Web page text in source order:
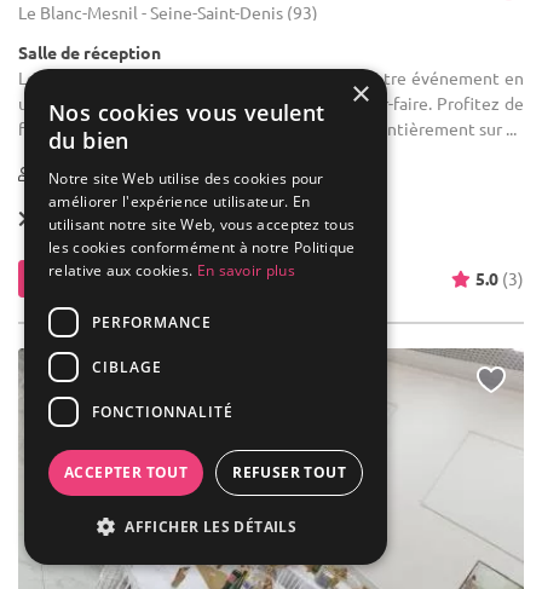
Le Blanc-Mesnil - Seine-Saint-Denis (93)
Salle de réception
Location de salle de réception : Transformez votre événement en
une expérience mémorable grâce à notre savoir-faire. Profitez de
formules traiteur et d'un service de décoration entièrement sur ...
30-200
Forfait dès50 € / pers.
Contacter 5.0 (3)
×
Nos cookies vous veulent
du bien
Notre site Web utilise des cookies pour
améliorer l'expérience utilisateur. En
utilisant notre site Web, vous acceptez tous
les cookies conformément à notre Politique
relative aux cookies. En savoir plus
PERFORMANCE
CIBLAGE
FONCTIONNALITÉ
ACCEPTER TOUT REFUSER TOUT
AFFICHER LES DÉTAILS